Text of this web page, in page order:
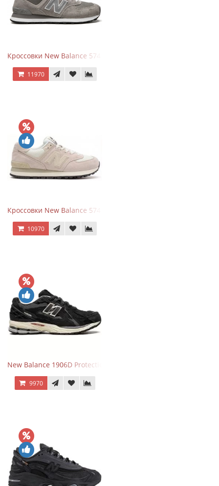
Кроссовки New Balance 574 Grey White Silver
11970
Кроссовки New Balance 574 Light Grey Pink
10970
New Balance 1906D Protection Pack Black черные
9970